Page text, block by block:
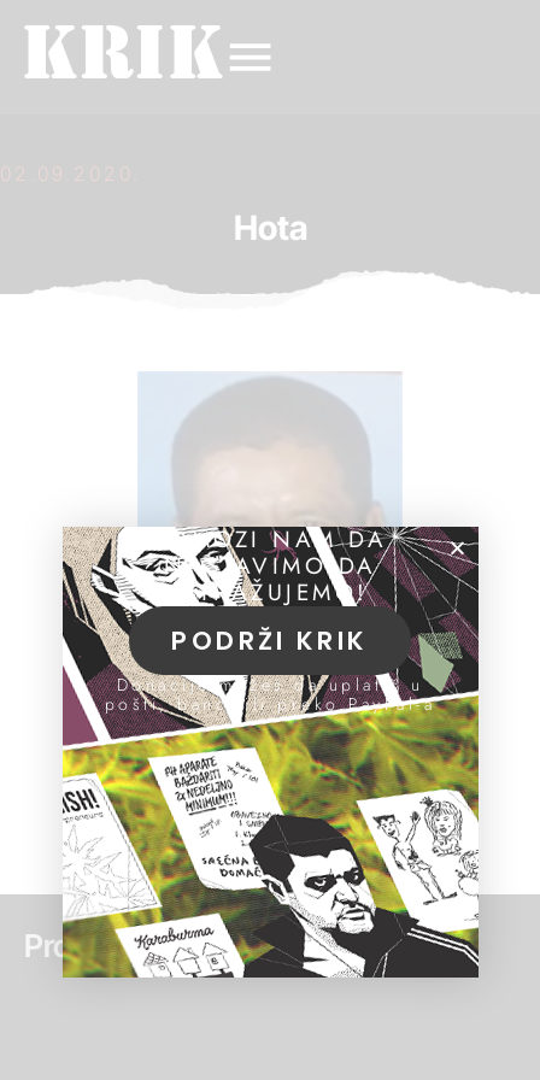
02.09.2020.
Hota
Pročitaj još:
POMOZI NAM DA
NASTAVIMO DA
ISTRAŽUJEMO!
PODRŽI KRIK
Donacije možeš da uplatiš u
pošti, banci ili preko PayPal-a